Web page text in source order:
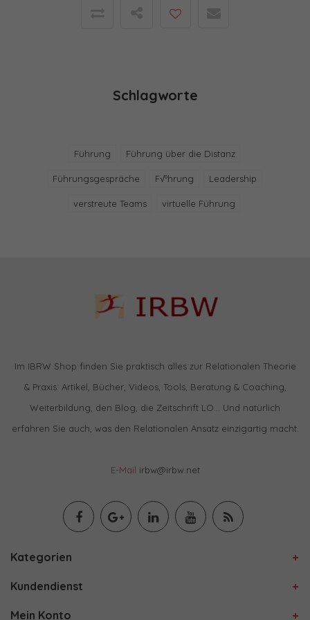
Schlagworte
Führung Führung über die Distanz
Führungsgespräche F√ºhrung Leadership
verstreute Teams virtuelle Führung
Im IBRW Shop finden Sie praktisch alles zur Relationalen Theorie
& Praxis: Artikel, Bücher, Videos, Tools, Beratung & Coaching,
Weiterbildung, den Blog, die Zeitschrift LO… Und natürlich
erfahren Sie auch, was den Relationalen Ansatz einzigartig macht.
E-Mail irbw@irbw.net
Kategorien
Kundendienst
Mein Konto